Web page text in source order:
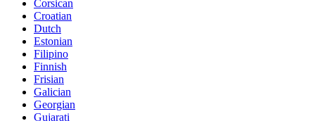
Corsican
Croatian
Dutch
Estonian
Filipino
Finnish
Frisian
Galician
Georgian
Gujarati